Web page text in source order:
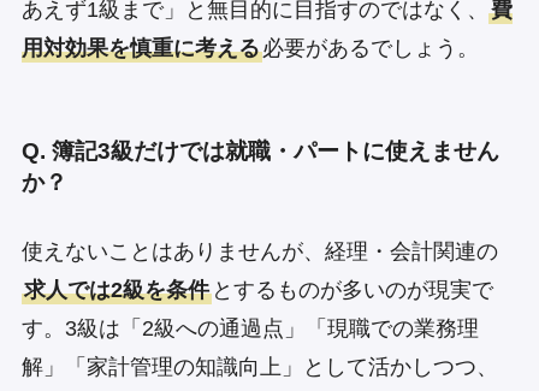
あえず1級まで」と無目的に目指すのではなく、 費
用対効果を慎重に考える必要があるでしょう。
Q. 簿記3級だけでは就職・パートに使えません
か？
使えないことはありませんが、経理・会計関連の
求人では2級を条件とするものが多いのが現実で
す。3級は「2級への通過点」「現職での業務理
解」「家計管理の知識向上」として活かしつつ、